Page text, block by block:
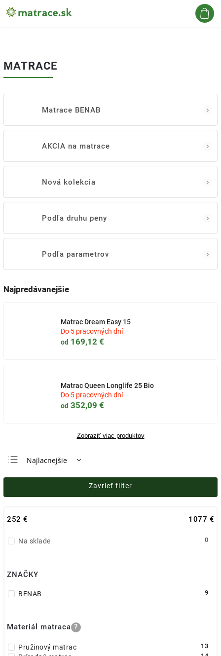
MATRACE
Matrace BENAB
AKCIA na matrace
Nová kolekcia
Podľa druhu peny
Podľa parametrov
Najpredávanejšie
Matrac Dream Easy 15
Do 5 pracovných dní
od 169,12 €
Matrac Queen Longlife 25 Bio
Do 5 pracovných dní
od 352,09 €
Zobraziť viac produktov
Najlacnejšie
Najdrahšie
Zavrieť filter
252 € 1077 €
Na sklade 0
ZNAČKY
BENAB 9
Materiál matraca ?
Pružinový matrac 13